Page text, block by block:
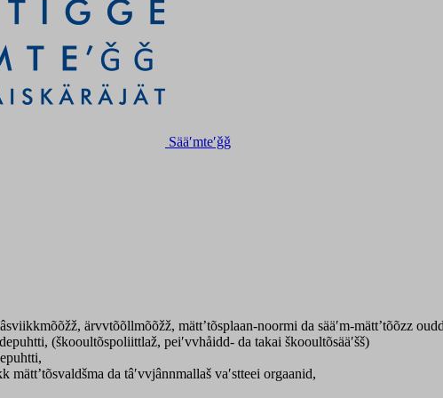
Sääʹmteʹǧǧ
ärvvtõõllmõõžž, mätt’tõsplaan-noormi da sääʹm-mättʼtõõzz
(škooultõspoliittlaž, peiʹvvhåidd- da takai škooultõsääʹšš)
da tâʹvvjânnmallaš vaʹstteei orgaanid,